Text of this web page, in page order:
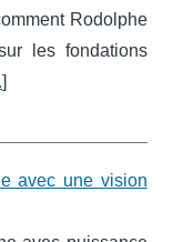
Rodolphe
les fondations
]
avec une vision